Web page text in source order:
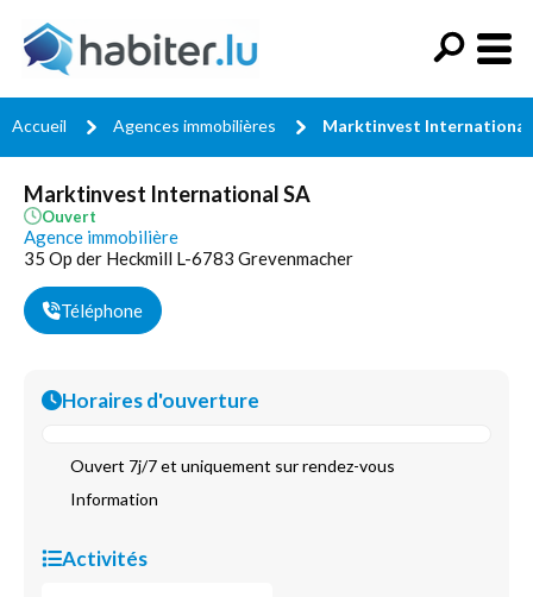
Accueil Agences immobilières Marktinvest International
Marktinvest International SA
Ouvert
Agence immobilière
35 Op der Heckmill L-6783 Grevenmacher
Téléphone
Horaires d'ouverture
Ouvert 7j/7 et uniquement sur rendez-vous
Information
Activités